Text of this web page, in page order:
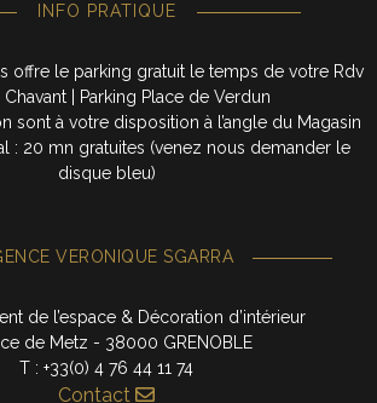
INFO PRATIQUE
offre le parking gratuit le temps de votre Rdv
Chavant | Parking Place de Verdun
sont à votre disposition à l’angle du Magasin
: 20 mn gratuites (venez nous demander le
disque bleu)
VERONIQUE SGARRA
de l’espace & Décoration d’intérieur
de Metz - 38000 GRENOBLE
T : +33(0) 4 76 44 11 74
Contact